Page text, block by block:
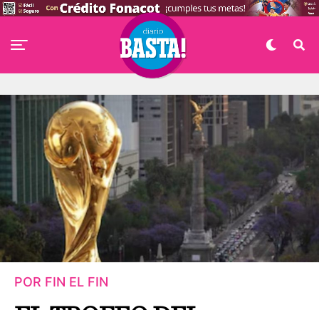
POR FIN EL FIN